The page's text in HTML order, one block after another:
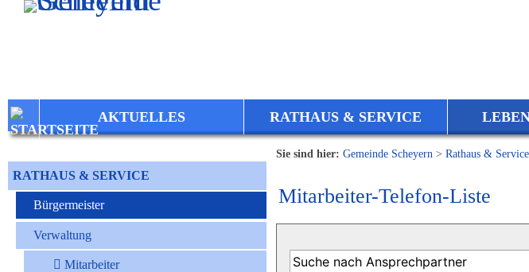
Zum Inhalt,zur Navigationoder
AKTUELLES RATHAUS & SERVICE
RATHAUS & SERVICE
Bürgermeister
Verwaltung
Mitarbeiter
Sie sind hier: Gemeinde Scheyern > Rathaus & Service
Mitarbeiter-Telefon-Liste